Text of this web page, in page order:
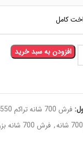
کامل
افزودن به سبد خرید
فرش 700 شانه تراکم 2550 کد 77850
, فرش 700 شانه بزرگمهر